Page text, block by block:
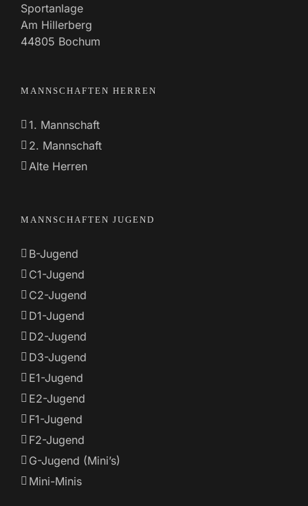
Sportanlage
Am Hillerberg
44805 Bochum
MANNSCHAFTEN HERREN
1. Mannschaft
2. Mannschaft
Alte Herren
MANNSCHAFTEN JUGEND
B-Jugend
C1-Jugend
C2-Jugend
D1-Jugend
D2-Jugend
D3-Jugend
E1-Jugend
E2-Jugend
F1-Jugend
F2-Jugend
G-Jugend (Mini’s)
Mini-Minis